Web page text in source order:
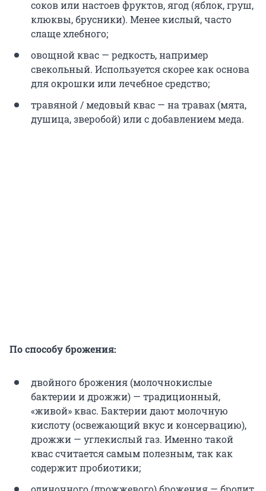
соков или настоев фруктов, ягод (яблок, груш,
клюквы, брусники). Менее кислый, часто
слаще хлебного;
овощной квас — редкость, например
свекольный. Используется скорее как основа
для окрошки или лечебное средство;
травяной / медовый квас — на травах (мята,
душица, зверобой) или с добавлением меда.
По способу брожения:
двойного брожения (молочнокислые
бактерии и дрожжи) — традиционный,
«живой» квас. Бактерии дают молочную
кислоту (освежающий вкус и консервацию),
дрожжи — углекислый газ. Именно такой
квас считается самым полезным, так как
содержит пробиотики;